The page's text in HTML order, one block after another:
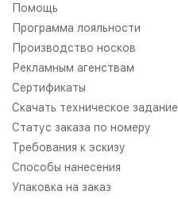
Помощь
Программа лояльности
Производство носков
Рекламным агенствам
Сертификаты
Скачать техническое задание
Статус заказа по номеру
Требования к эскизу
Способы нанесения
Упаковка на заказ